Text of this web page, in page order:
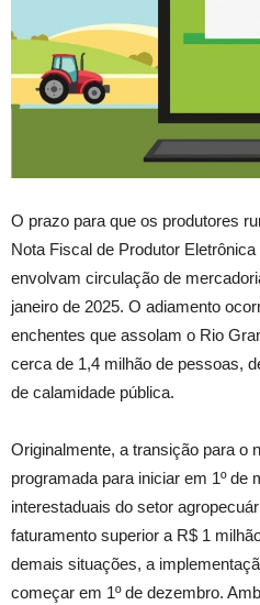
O prazo para que os produtores
Nota Fiscal de Produtor
envolvam circulação de
janeiro de 2025. O adiamento
enchentes que assolam o Rio
cerca de 1,4 milhão de pessoas,
de calamidade pública.
Originalmente, a transição para o
programada para iniciar em 1º de
interestaduais do setor
faturamento superior a R$ 1
demais situações, a
começar em 1º de dezembro.